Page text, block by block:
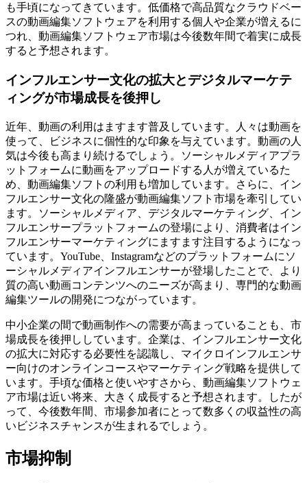
も手頃になってきています。低価格で高品質なクラウドベー
スの動画編集ソフトウェアを利用する個人や企業が増えるに
つれ、動画編集ソフトウェア市場は今後数年間で着実に成長
すると予想されます。
インフルエンサー文化の拡大とデジタルマーケテ
ィングが市場成長を後押し
近年、動画の利用はますます普及しています。人々は動画を
使って、ビジネスに個性的な印象を与えています。動画の人
気は今後も高まり続けるでしょう。ソーシャルメディアプラ
ットフォームに動画をアップロードする人が増えているた
め、動画編集ソフトの利用も増加しています。さらに、イン
フルエンサー文化の隆盛が動画編集ソフト市場を牽引してい
ます。ソーシャルメディア、デジタルマーケティング、イン
フルエンサープラットフォームの登場により、消費者はイン
フルエンサーマーケティングにますます注目するようになっ
ています。YouTube、Instagramなどのプラットフォームにソ
ーシャルメディアインフルエンサーが登場したことで、より
質の高い動画コンテンツへのニーズが高まり、専門的な動画
編集ツールの開発につながっています。
中小企業の間で動画制作への需要が高まっていることも、市
場成長を後押ししています。企業は、インフルエンサー文化
の拡大に対応する必要性を認識し、マイクロインフルエンサ
ー向けのオンラインコースやマーケティング戦略を提供して
います。手頃な価格と使いやすさから、動画編集ソフトウェ
ア市場は近い将来、大きく成長すると予想されます。したが
って、今後数年間、市場参加者にとって数多くの収益性の高
いビジネスチャンスが生まれるでしょう。
市場抑制